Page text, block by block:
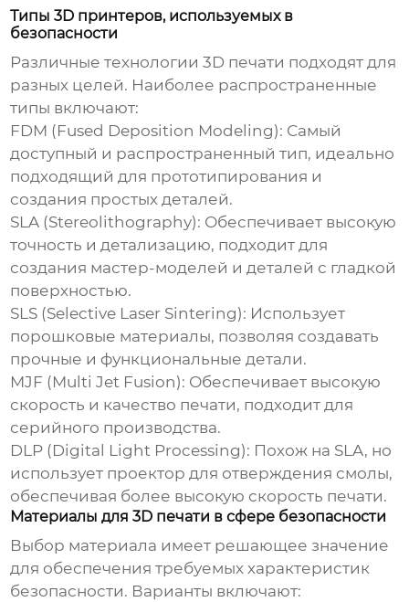
Типы 3D принтеров, используемых в
безопасности
Различные технологии 3D печати подходят для
разных целей. Наиболее распространенные
типы включают:
FDM (Fused Deposition Modeling): Самый
доступный и распространенный тип, идеально
подходящий для прототипирования и
создания простых деталей.
SLA (Stereolithography): Обеспечивает высокую
точность и детализацию, подходит для
создания мастер-моделей и деталей с гладкой
поверхностью.
SLS (Selective Laser Sintering): Использует
порошковые материалы, позволяя создавать
прочные и функциональные детали.
MJF (Multi Jet Fusion): Обеспечивает высокую
скорость и качество печати, подходит для
серийного производства.
DLP (Digital Light Processing): Похож на SLA, но
использует проектор для отверждения смолы,
обеспечивая более высокую скорость печати.
Материалы для 3D печати в сфере безопасности
Выбор материала имеет решающее значение
для обеспечения требуемых характеристик
безопасности. Варианты включают: